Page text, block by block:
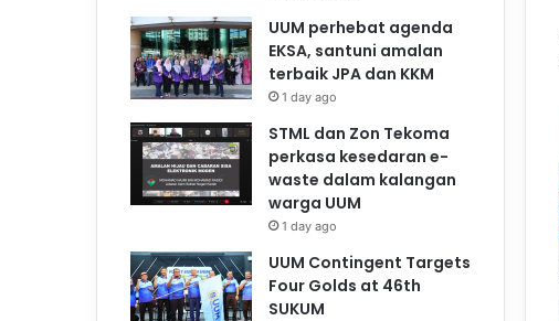
UUM perhebat agenda
EKSA, santuni amalan
terbaik JPA dan KKM
1 day ago
STML dan Zon Tekoma
perkasa kesedaran e-
waste dalam kalangan
warga UUM
1 day ago
UUM Contingent Targets
Four Golds at 46th
SUKUM